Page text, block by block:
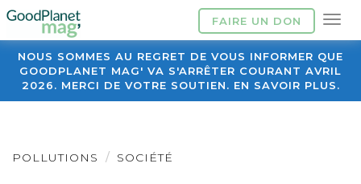
FAIRE UN DON
NOUS SOMMES AU REGRET DE VOUS INFORMER QUE
GOODPLANET MAG' VA S'ARRÊTER COURANT AVRIL
2026. MERCI DE VOTRE SOUTIEN. EN SAVOIR PLUS.
POLLUTIONS SOCIÉTÉ